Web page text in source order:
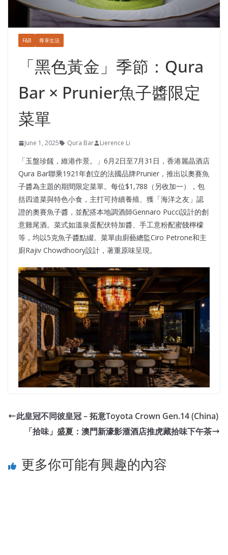
F&B 尊享生活
「黑色黃金」季節：Qura
Bar × Prunier魚子醬限定
菜單
June 1, 2025 Qura Bar Lierence Li
「玉盤珍饈，維港作景。」6月2日至7月31日，香港麗晶酒店
Qura Bar聯乘1921年創立的法國品牌Prunier，推出以奧賽魚
子醬為主題的期間限定菜單。每位$1,788（另收加一），包
括四道菜與特色小食，主打可持續養殖、獲「海洋之友」認
證的奧賽魚子醬，並配搭本地調酒師Gennaro Pucci設計的創
意雞尾酒。菜式如溫泉蛋配伏特加醬、手工意粉配蜜餞檸檬
等，均以5克魚子醬點綴。菜單由廚藝總監Ciro Petrone和主
廚Rajiv Chowdhoory設計，著重原味呈現。
此皇冠不同彼皇冠 – 拓意Toyota Crown Gen.14 (China)
「拾味」盛夏：澳門新濠影滙酒店推虎藏拾味下午茶
更多你可能有興趣的內容